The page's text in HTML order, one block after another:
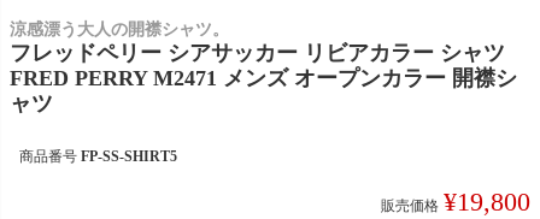
涼感漂う大人の開襟シャツ。
フレッドペリー シアサッカー リビアカラー シャツ
FRED PERRY M2471 メンズ オープンカラー 開襟シ
ャツ
商品番号 FP-SS-SHIRT5
販売価格 ¥19,800